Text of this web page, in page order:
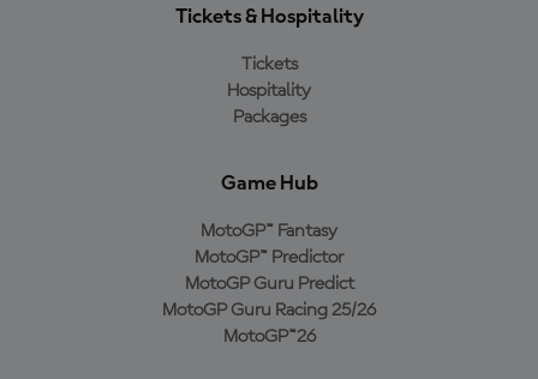
Tickets & Hospitality
Tickets
Hospitality
Packages
Game Hub
MotoGP™ Fantasy
MotoGP™ Predictor
MotoGP Guru Predict
MotoGP Guru Racing 25/26
MotoGP™26